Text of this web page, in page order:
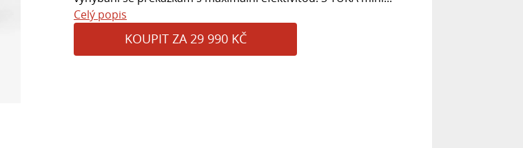
Celý popis
KOUPIT ZA 29 990 KČ